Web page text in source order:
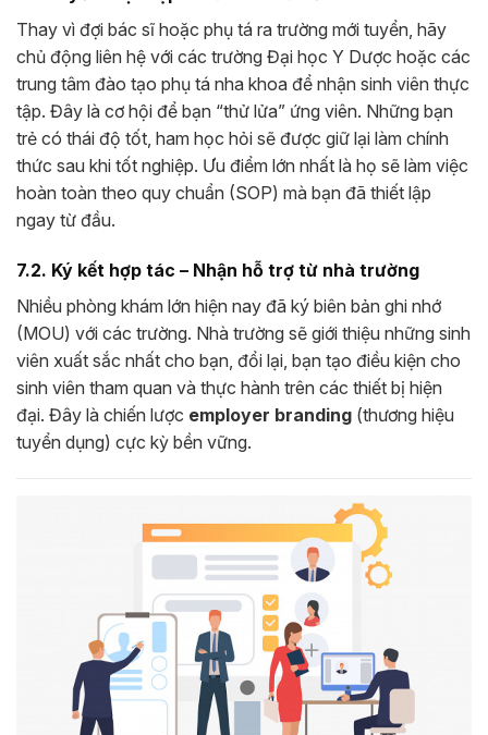
Thay vì đợi bác sĩ hoặc phụ tá ra trường mới tuyển, hãy
chủ động liên hệ với các trường Đại học Y Dược hoặc các
trung tâm đào tạo phụ tá nha khoa để nhận sinh viên thực
tập. Đây là cơ hội để bạn “thử lửa” ứng viên. Những bạn
trẻ có thái độ tốt, ham học hỏi sẽ được giữ lại làm chính
thức sau khi tốt nghiệp. Ưu điểm lớn nhất là họ sẽ làm việc
hoàn toàn theo quy chuẩn (SOP) mà bạn đã thiết lập
ngay từ đầu.
7.2. Ký kết hợp tác – Nhận hỗ trợ từ nhà trường
Nhiều phòng khám lớn hiện nay đã ký biên bản ghi nhớ
(MOU) với các trường. Nhà trường sẽ giới thiệu những sinh
viên xuất sắc nhất cho bạn, đổi lại, bạn tạo điều kiện cho
sinh viên tham quan và thực hành trên các thiết bị hiện
đại. Đây là chiến lược employer branding (thương hiệu
tuyển dụng) cực kỳ bền vững.